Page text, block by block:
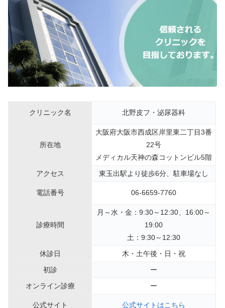
クリニック名 北野皮フ・泌尿器科
所在地
大阪府大阪市西成区岸里東二丁目3番
22号
メディカル天神の森コットンビル5階
アクセス
東玉出駅より徒歩6分、駐車場なし
電話番号 06-6659-7760
診療時間
月～水・金：9:30～12:30、16:00～
19:00
土：9:30～12:30
休診日
木・土午後・日・祝
初診
ー
オンライン診療
ー
公式サイト 公式サイトはこちら